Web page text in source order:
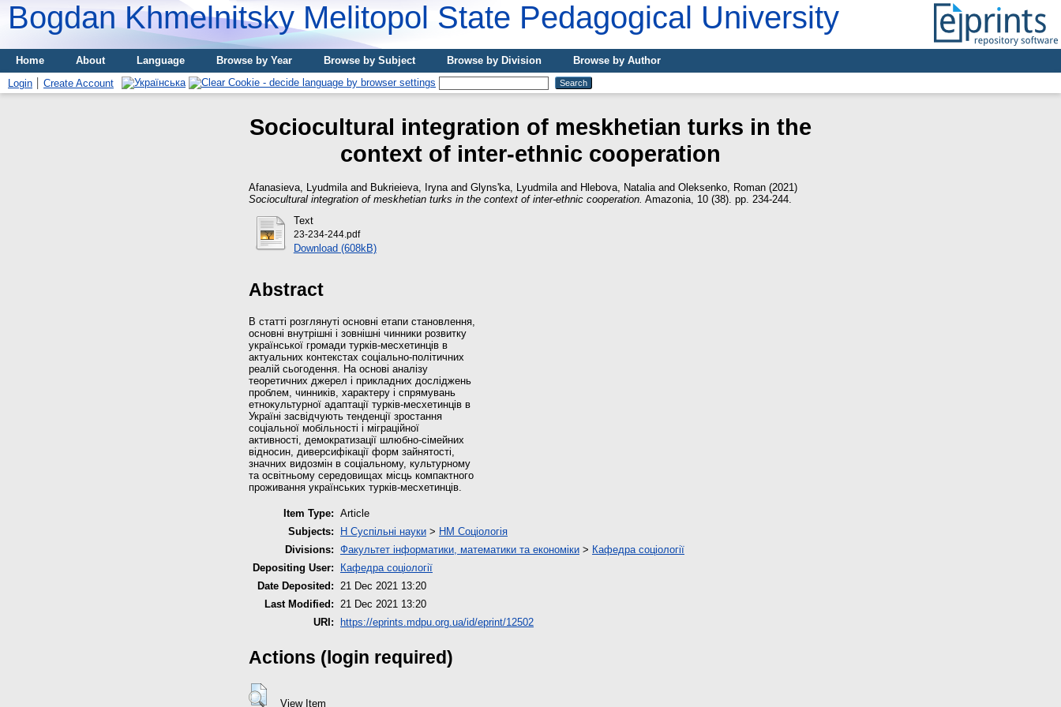
Bogdan Khmelnitsky Melitopol State Pedagogical University
Home About Language Browse by Year Browse by Subject Browse by Division
Browse by Author
Login
Create Account
Sociocultural integration of meskhetian turks in the
context of inter-ethnic cooperation
Afanasieva, Lyudmila and Bukrieieva, Iryna and Glyns'ka, Lyudmila and Hlebova, Natalia and Oleksenko, Roman (2021)
Sociocultural integration of meskhetian turks in the context of inter-ethnic cooperation. Amazonia, 10 (38). pp. 234-244.
Text
23-234-244.pdf
Download (608kB)
Abstract
В статті розглянуті основні етапи становлення,
основні внутрішні і зовнішні чинники розвитку
української громади турків-месхетинців в
актуальних контекстах соціально-політичних
реалій сьогодення. На основі аналізу
теоретичних джерел і прикладних досліджень
проблем, чинників, характеру і спрямувань
етнокультурної адаптації турків-месхетинців в
Україні засвідчують тенденції зростання
соціальної мобільності і міграційної
активності, демократизації шлюбно-сімейних
відносин, диверсифікації форм зайнятості,
значних видозмін в соціальному, культурному
та освітньому середовищах місць компактного
проживання українських турків-месхетинців.
Item Type: Article
Subjects:
H Суспільні науки > HM Соціологія
Divisions: Факультет інформатики, математики та економіки > Кафедра соціології
Depositing User:
Кафедра соціології
Date Deposited: 21 Dec 2021 13:20
Last Modified: 21 Dec 2021 13:20
URI:
https://eprints.mdpu.org.ua/id/eprint/12502
Actions (login required)
View Item